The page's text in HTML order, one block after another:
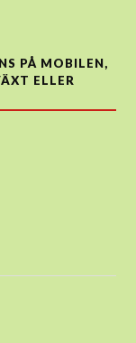
PÅ MOBILEN,
ELLER